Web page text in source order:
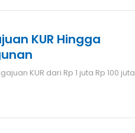
KUR Hingga
KUR dari Rp 1 juta Rp 100 juta